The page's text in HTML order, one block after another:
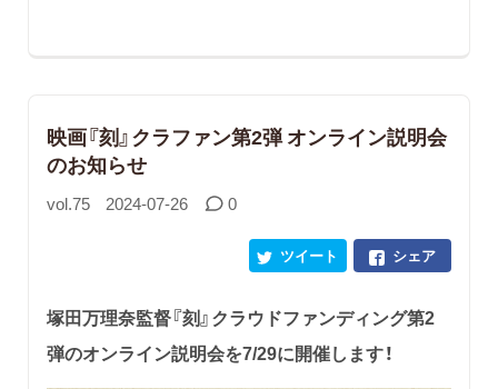
映画『刻』クラファン第2弾 オンライン説明会
のお知らせ
vol.75 2024-07-26 0
シェア
ツイート
塚田万理奈監督『刻』クラウドファンディング第2
弾のオンライン説明会を7/29に開催します！